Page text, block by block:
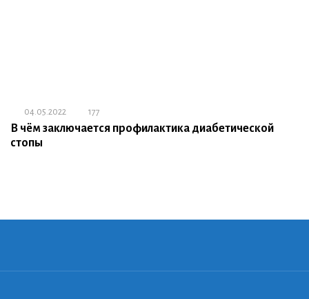
04.05.2022 177
В чём заключается профилактика диабетической
стопы